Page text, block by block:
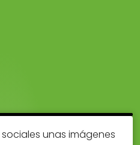
unas imágenes